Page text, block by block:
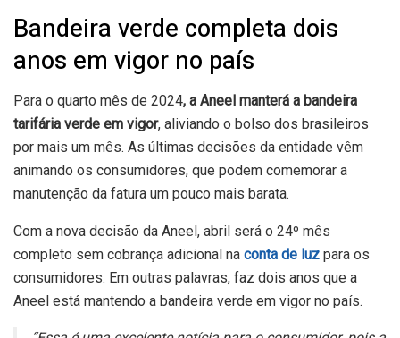
Bandeira verde completa dois
anos em vigor no país
Para o quarto mês de 2024, a Aneel manterá a bandeira
tarifária verde em vigor, aliviando o bolso dos brasileiros
por mais um mês. As últimas decisões da entidade vêm
animando os consumidores, que podem comemorar a
manutenção da fatura um pouco mais barata.
Com a nova decisão da Aneel, abril será o 24º mês
completo sem cobrança adicional na conta de luz para os
consumidores. Em outras palavras, faz dois anos que a
Aneel está mantendo a bandeira verde em vigor no país.